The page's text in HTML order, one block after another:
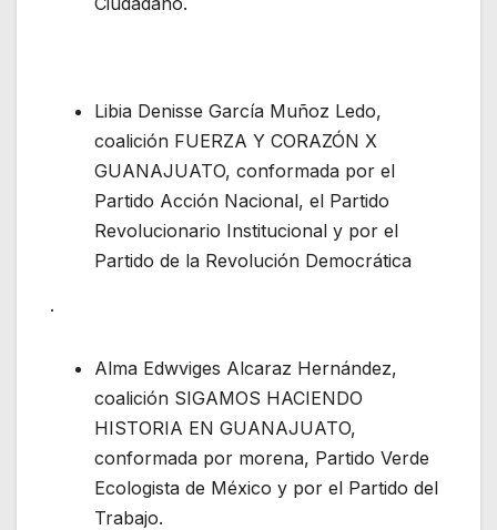
Libia Denisse García Muñoz Ledo,
coalición FUERZA Y CORAZÓN X
GUANAJUATO, conformada por el
Partido Acción Nacional, el Partido
Revolucionario Institucional y por el
Partido de la Revolución Democrática
.
Alma Edwviges Alcaraz Hernández,
coalición SIGAMOS HACIENDO
HISTORIA EN GUANAJUATO,
conformada por morena, Partido Verde
Ecologista de México y por el Partido del
Trabajo.